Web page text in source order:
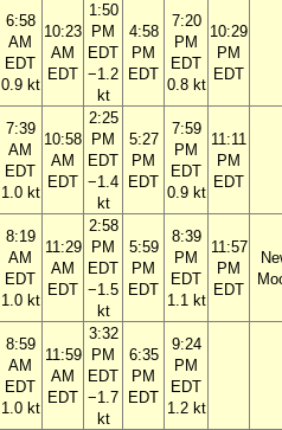
6:58
AM
EDT
0.9 kt
10:23
AM
EDT
1:50
PM
EDT
−1.2
kt
4:58
PM
EDT
7:20
PM
EDT
0.8 kt
10:29
PM
EDT
7:39
AM
EDT
1.0 kt
10:58
AM
EDT
2:25
PM
EDT
−1.4
kt
5:27
PM
EDT
7:59
PM
EDT
0.9 kt
11:11
PM
EDT
8:19
AM
EDT
1.0 kt
11:29
AM
EDT
2:58
PM
EDT
−1.5
kt
5:59
PM
EDT
8:39
PM
EDT
1.1 kt
11:57
PM
EDT
8:59
AM
EDT
1.0 kt
11:59
AM
EDT
3:32
PM
EDT
−1.7
kt
6:35
PM
EDT
9:24
PM
EDT
1.2 kt